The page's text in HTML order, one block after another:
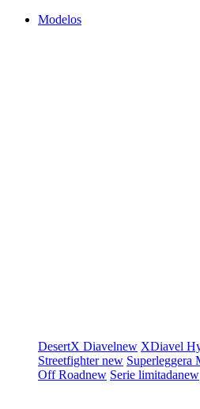
Modelos
DesertX Diavelnew XDiavel
Streetfighternew Superleggera
Off Roadnew Serie limitadanew